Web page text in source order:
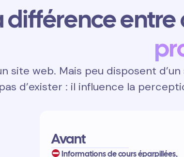
différence entre
site web. Mais peu disposent
d’exister : il influence la
Avant
Informations de cours éparpillées,